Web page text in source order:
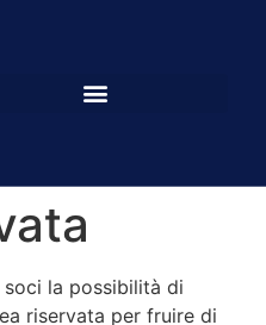
la possibilità di
riservata per fruire di